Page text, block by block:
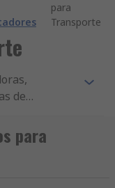
para
Transporte
de
grandes y
permite
con
para